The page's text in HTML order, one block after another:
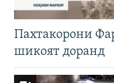
Пахтакорони
шикоят доранд